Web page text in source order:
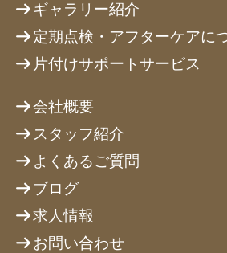
ギャラリー紹介
定期点検・アフターケアに
片付けサポートサービス
会社概要
スタッフ紹介
よくあるご質問
ブログ
求人情報
お問い合わせ